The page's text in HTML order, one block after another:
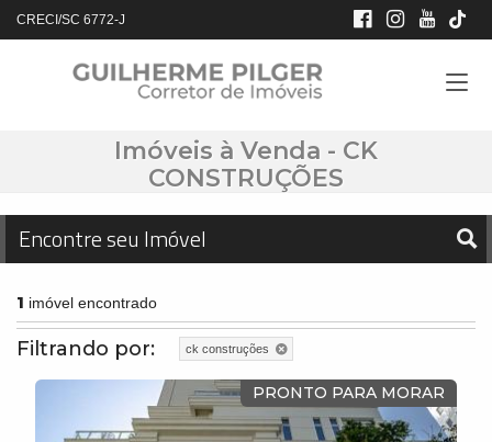
CRECI/SC 6772-J
Imóveis à Venda - CK
CONSTRUÇÕES
Encontre seu Imóvel
1 imóvel encontrado
Filtrando por: ck construções
PRONTO PARA MORAR